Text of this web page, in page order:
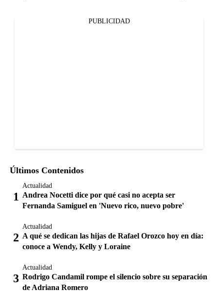
PUBLICIDAD
Últimos Contenidos
Actualidad
Andrea Nocetti dice por qué casi no acepta ser
Fernanda Samiguel en 'Nuevo rico, nuevo pobre'
Actualidad
A qué se dedican las hijas de Rafael Orozco hoy en día:
conoce a Wendy, Kelly y Loraine
Actualidad
Rodrigo Candamil rompe el silencio sobre su separación
de Adriana Romero